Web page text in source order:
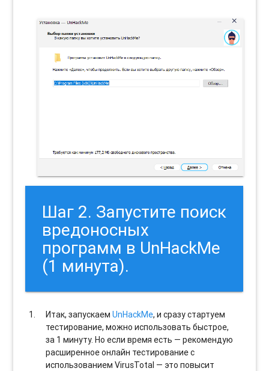
Шаг 2. Запустите поиск
вредоносных
программ в UnHackMe
(1 минута).
Итак, запускаемUnHackMe, и сразу стартуем
тестирование, можно использовать быстрое,
за 1 минуту. Но если время есть — рекомендую
расширенное онлайн тестирование с
использованием VirusTotal — это повысит